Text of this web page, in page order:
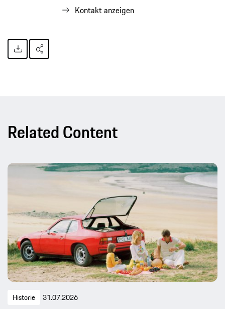
Kontakt anzeigen
Related Content
Historie 31.07.2026